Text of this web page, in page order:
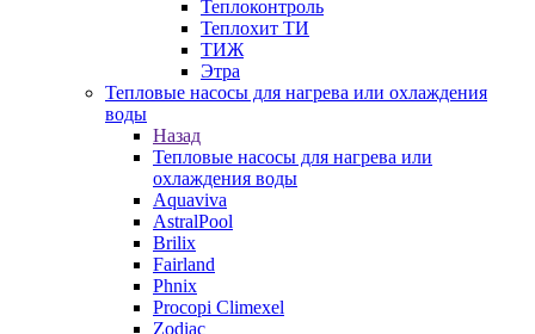
Теплоконтроль
Теплохит ТИ
ТИЖ
Этра
Тепловые насосы для нагрева или охлаждения
воды
Назад
Тепловые насосы для нагрева или
охлаждения воды
Aquaviva
AstralPool
Brilix
Fairland
Phnix
Procopi Climexel
Zodiac